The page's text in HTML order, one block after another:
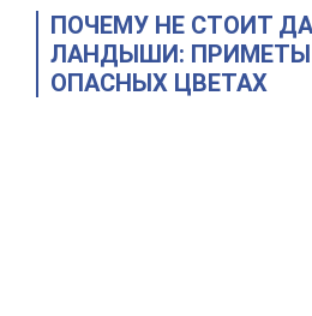
ПОЧЕМУ НЕ СТОИТ
ЛАНДЫШИ:
ОПАСНЫХ ЦВЕТАХ